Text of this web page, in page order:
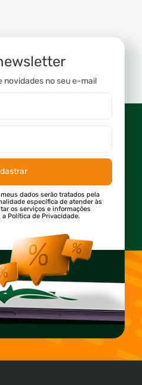
novidades no seu e-mail
dados serão tratados pela
específica de atender às
os serviços e informações
Política de Privacidade.